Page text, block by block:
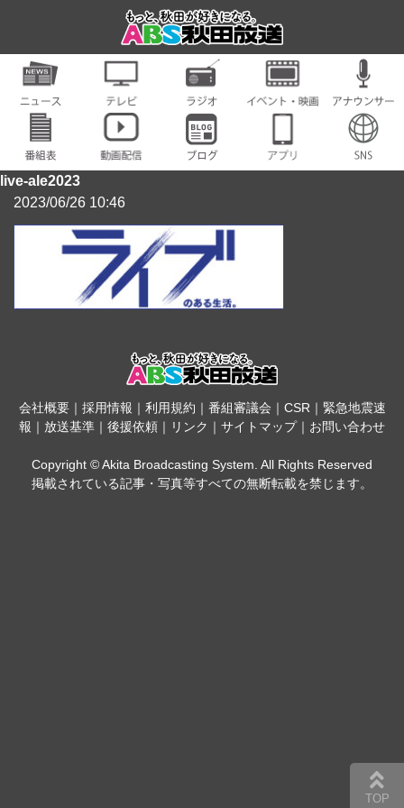
live-ale2023
2023/06/26 10:46
会社概要｜ 採用情報 ｜ 利用規約 ｜ 番組審議会 ｜ CSR｜ 緊急地震速
報 ｜ 放送基準 ｜ 後援依頼 ｜ リンク ｜ サイトマップ｜ お問い合わせ
Copyright © Akita Broadcasting System. All Rights Reserved
掲載されている記事・写真等すべての無断転載を禁じます。